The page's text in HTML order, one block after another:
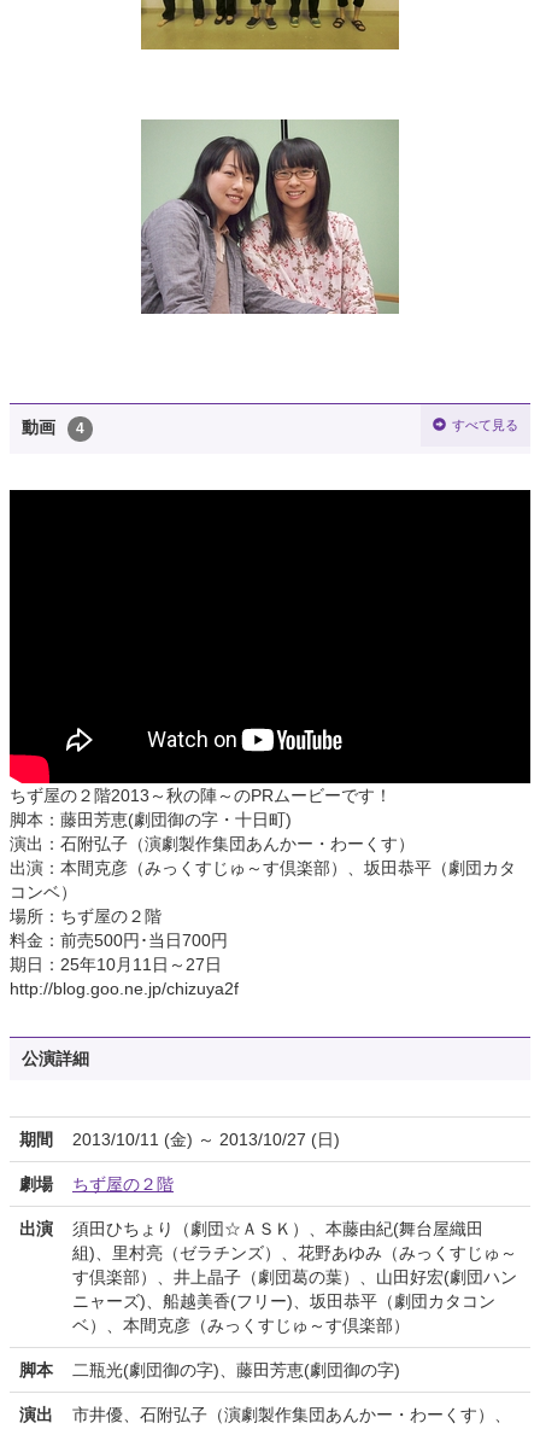
動画 4 すべて見る
ちず屋の２階2013～秋の陣～のPRムービーです！
脚本：藤田芳恵(劇団御の字・十日町)
演出：石附弘子（演劇製作集団あんかー・わーくす）
出演：本間克彦（みっくすじゅ～す倶楽部）、坂田恭平（劇団カタ
コンベ）
場所：ちず屋の２階
料金：前売500円･当日700円
期日：25年10月11日～27日
http://blog.goo.ne.jp/chizuya2f
公演詳細
期間 2013/10/11 (金) ～ 2013/10/27 (日)
劇場 ちず屋の２階
出演
須田ひちょり（劇団☆ＡＳＫ）、本藤由紀(舞台屋織田
組)、里村亮（ゼラチンズ）、花野あゆみ（みっくすじゅ～
す倶楽部）、井上晶子（劇団葛の葉）、山田好宏(劇団ハン
ニャーズ)、船越美香(フリー)、坂田恭平（劇団カタコン
ベ）、本間克彦（みっくすじゅ～す倶楽部）
脚本 二瓶光(劇団御の字)、藤田芳恵(劇団御の字)
演出
市井優、石附弘子（演劇製作集団あんかー・わーくす）、